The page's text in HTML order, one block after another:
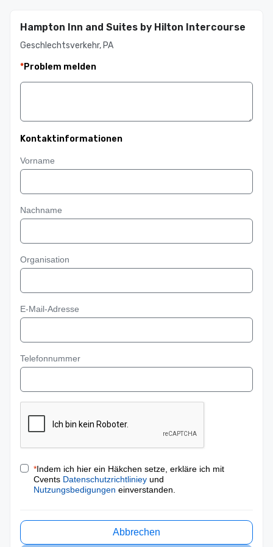
Hampton Inn and Suites by Hilton Intercourse
Geschlechtsverkehr, PA
*Problem melden
Kontaktinformationen
Vorname
Nachname
Organisation
E-Mail-Adresse
Telefonnummer
*Indem ich hier ein Häkchen setze, erkläre ich mit
Cvents Datenschutzrichtliniey und
Nutzungsbedigungen einverstanden.
Abbrechen